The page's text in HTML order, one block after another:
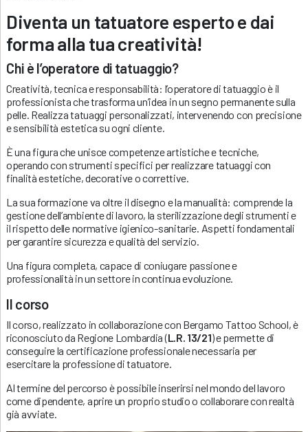
Diventa un tatuatore esperto e dai
forma alla tua creatività!
Chi è l’operatore di tatuaggio?
Creatività, tecnica e responsabilità: l’operatore di tatuaggio è il
professionista che trasforma un’idea in un segno permanente sulla
pelle. Realizza tatuaggi personalizzati, intervenendo con precisione
e sensibilità estetica su ogni cliente.
È una figura che unisce competenze artistiche e tecniche,
operando con strumenti specifici per realizzare tatuaggi con
finalità estetiche, decorative o correttive.
La sua formazione va oltre il disegno e la manualità: comprende la
gestione dell’ambiente di lavoro, la sterilizzazione degli strumenti e
il rispetto delle normative igienico-sanitarie. Aspetti fondamentali
per garantire sicurezza e qualità del servizio.
Una figura completa, capace di coniugare passione e
professionalità in un settore in continua evoluzione.
Il corso
Il corso, realizzato in collaborazione con Bergamo Tattoo School, è
riconosciuto da Regione Lombardia (L.R. 13/21) e permette di
conseguire la certificazione professionale necessaria per
esercitare la professione di tatuatore.
Al termine del percorso è possibile inserirsi nel mondo del lavoro
come dipendente, aprire un proprio studio o collaborare con realtà
già avviate.